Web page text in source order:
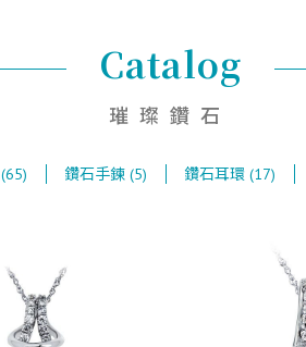
Catalog
璀璨鑽石
鑽石手鍊 (5) 鑽石耳環 (17)